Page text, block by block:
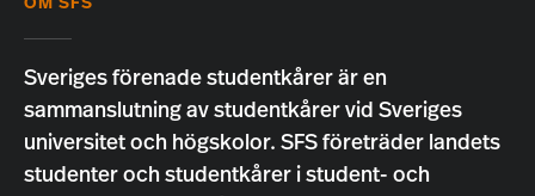
OM SFS
Sveriges förenade studentkårer är en
sammanslutning av studentkårer vid Sveriges
universitet och högskolor. SFS företräder landets
studenter och studentkårer i student- och